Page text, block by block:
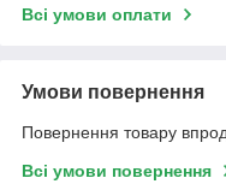
Всі умови оплати
Умови повернення
Повернення товару
Всі умови повернення